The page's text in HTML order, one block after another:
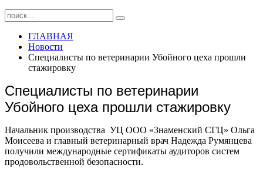
ГЛАВНАЯ
Новости
Специалисты по ветеринарии Убойного цеха прошли
стажировку
Специалисты по ветеринарии
Убойного цеха прошли стажировку
Начальник производства УЦ ООО «Знаменский СГЦ» Ольга
Моисеева и главный ветеринарный врач Надежда Румянцева
получили международные сертификаты аудиторов систем
продовольственной безопасности.